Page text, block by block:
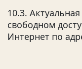
10.3.
свободном
Интернет по